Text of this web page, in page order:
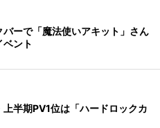
ーで「魔法使いアキット」さん
ベント
半期PV1位は「ハードロックカ